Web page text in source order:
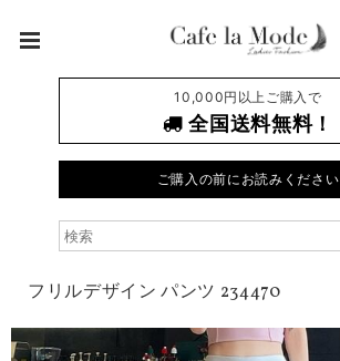
10,000円以上ご購入で
全国送料無料！
ご購入の前にお読みください
フリルデザイン パンツ 234470